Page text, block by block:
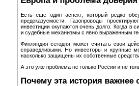
Есть ещё один аспект, который редко
предсказуемости. Газопроводы
инвестиции окупаются очень долго. Когда в
и судебные механизмы с явно выраженным
Финляндия сегодня может считать свои
справедливыми. Но инвесторы и крупные
насколько защищены их собственные
А это уже проблема не только России и не
Почему эта история